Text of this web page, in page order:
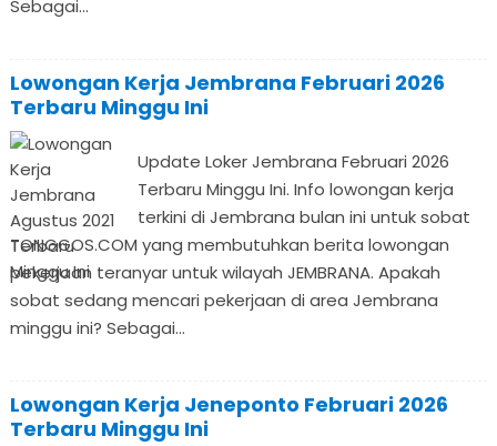
Sebagai...
Lowongan Kerja Jembrana Februari 2026
Terbaru Minggu Ini
Update Loker Jembrana Februari 2026
Terbaru Minggu Ini. Info lowongan kerja
terkini di Jembrana bulan ini untuk sobat
TONGGOS.COM yang membutuhkan berita lowongan
pekerjaan teranyar untuk wilayah JEMBRANA. Apakah
sobat sedang mencari pekerjaan di area Jembrana
minggu ini? Sebagai...
Lowongan Kerja Jeneponto Februari 2026
Terbaru Minggu Ini